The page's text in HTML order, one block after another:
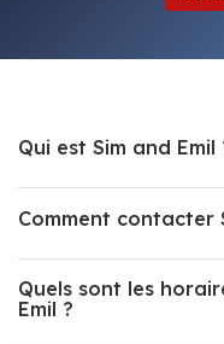
Qui est Sim and Emil
Comment contacter
Quels sont les
Emil ?